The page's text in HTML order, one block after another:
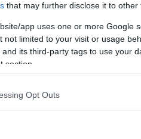
that may further disclose it to other
app uses one or more Google
not limited to your visit or usage
its third-party tags to use your
section.
Opt Outs
ÄLVSJÖ–